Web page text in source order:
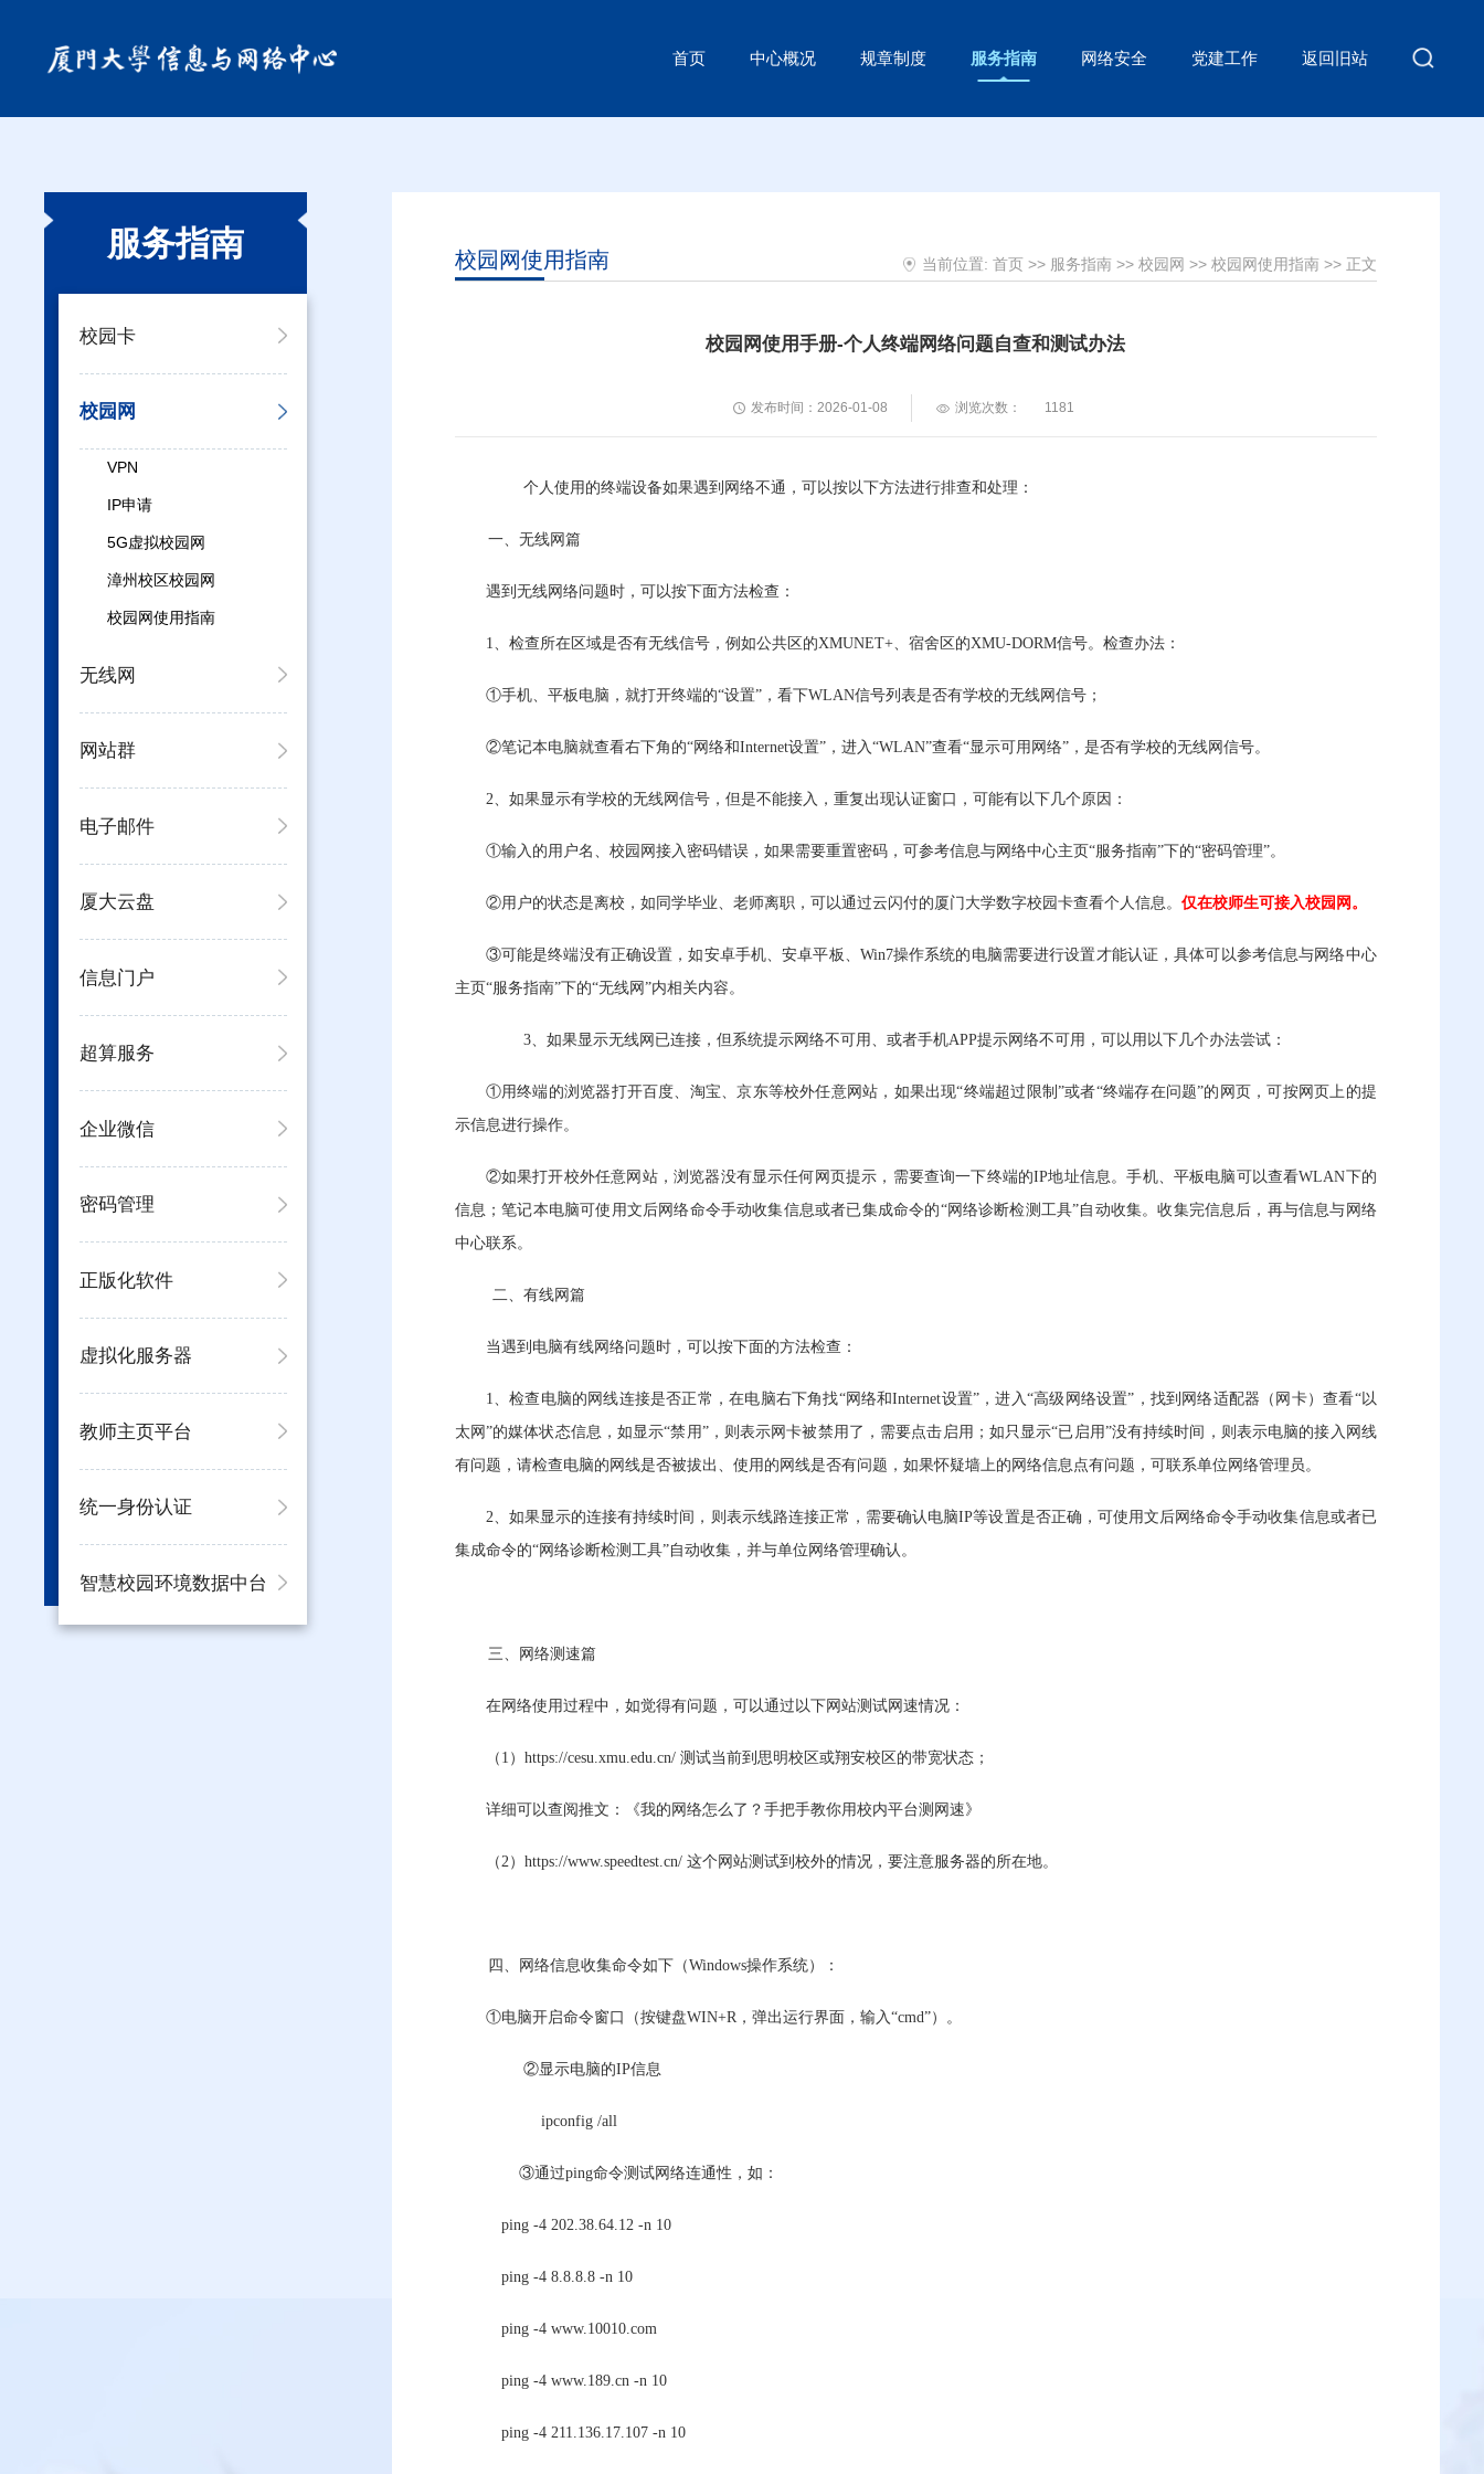
首页 中心概况 规章制度 服务指南 网络安全 党建工作 返回旧站
服务指南
校园卡
校园网
VPN
IP申请
5G虚拟校园网
漳州校区校园网
校园网使用指南
无线网
网站群
电子邮件
厦大云盘
信息门户
超算服务
企业微信
密码管理
正版化软件
虚拟化服务器
教师主页平台
统一身份认证
智慧校园环境数据中台
校园网使用指南 当前位置: 首页 >> 服务指南>> 校园网 >> 校园网使用指南>> 正文
校园网使用手册-个人终端网络问题自查和测试办法
发布时间：2026-01-08 浏览次数： 1181
个人使用的终端设备如果遇到网络不通，可以按以下方法进行排查和处理：
一、无线网篇
遇到无线网络问题时，可以按下面方法检查：
1、检查所在区域是否有无线信号，例如公共区的XMUNET+、宿舍区的XMU-DORM信号。检查办法：
①手机、平板电脑，就打开终端的“设置”，看下WLAN信号列表是否有学校的无线网信号；
②笔记本电脑就查看右下角的“网络和Internet设置”，进入“WLAN”查看“显示可用网络”，是否有学校的无线网信号。
2、如果显示有学校的无线网信号，但是不能接入，重复出现认证窗口，可能有以下几个原因：
①输入的用户名、校园网接入密码错误，如果需要重置密码，可参考信息与网络中心主页“服务指南”下的“密码管理”。
②用户的状态是离校，如同学毕业、老师离职，可以通过云闪付的厦门大学数字校园卡查看个人信息。 仅在校师生可接入校园网。
③可能是终端没有正确设置，如安卓手机、安卓平板、Win7操作系统的电脑需要进行设置才能认证，具体可以参考信息与网络中心
主页“服务指南”下的“无线网”内相关内容。
3、如果显示无线网已连接，但系统提示网络不可用、或者手机APP提示网络不可用，可以用以下几个办法尝试：
①用终端的浏览器打开百度、淘宝、京东等校外任意网站，如果出现“终端超过限制”或者“终端存在问题”的网页，可按网页上的提
示信息进行操作。
②如果打开校外任意网站，浏览器没有显示任何网页提示，需要查询一下终端的IP地址信息。手机、平板电脑可以查看WLAN下的
信息；笔记本电脑可使用文后网络命令手动收集信息或者已集成命令的“网络诊断检测工具”自动收集。收集完信息后，再与信息与网络
中心联系。
二、有线网篇
当遇到电脑有线网络问题时，可以按下面的方法检查：
1、检查电脑的网线连接是否正常，在电脑右下角找“网络和Internet设置”，进入“高级网络设置”，找到网络适配器（网卡）查看“以
太网”的媒体状态信息，如显示“禁用”，则表示网卡被禁用了，需要点击启用；如只显示“已启用”没有持续时间，则表示电脑的接入网线
有问题，请检查电脑的网线是否被拔出、使用的网线是否有问题，如果怀疑墙上的网络信息点有问题，可联系单位网络管理员。
2、如果显示的连接有持续时间，则表示线路连接正常，需要确认电脑IP等设置是否正确，可使用文后网络命令手动收集信息或者已
集成命令的“网络诊断检测工具”自动收集，并与单位网络管理确认。
三、网络测速篇
在网络使用过程中，如觉得有问题，可以通过以下网站测试网速情况：
（1）https://cesu.xmu.edu.cn/ 测试当前到思明校区或翔安校区的带宽状态；
详细可以查阅推文： 《我的网络怎么了？手把手教你用校内平台测网速》
（2）https://www.speedtest.cn/ 这个网站测试到校外的情况，要注意服务器的所在地。
四、网络信息收集命令如下（Windows操作系统）：
①电脑开启命令窗口（按键盘WIN+R，弹出运行界面，输入“cmd”）。
②显示电脑的IP信息
ipconfig /all
③通过ping命令测试网络连通性，如：
ping -4 202.38.64.12 -n 10
ping -4 8.8.8.8 -n 10
ping -4 www.10010.com
ping -4 www.189.cn -n 10
ping -4 211.136.17.107 -n 10